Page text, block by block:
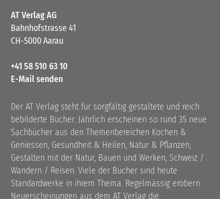
AT Verlag AG
Bahnhofstrasse 41
CH-5000 Aarau
+41 58 510 63 10
E-Mail senden
Der AT Verlag steht für sorgfältig gestaltete und reich
bebilderte Bücher. Jährlich erscheinen so rund 35 neue
Sachbücher aus den Themenbereichen Kochen &
Geniessen, Gesundheit & Heilen, Natur & Pflanzen,
Gestalten mit der Natur, Bauen und Werken, Schweiz /
Wandern / Reisen. Viele der Bücher sind heute
Standardwerke in ihrem Thema. Regelmässig erobern
Neuerscheinungen aus dem AT Verlag die